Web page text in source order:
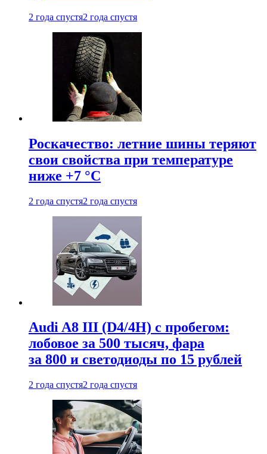
2 года спустя2 года спустя
Роскачество: летние шины теряют
свои свойства при температуре
ниже +7 °C
2 года спустя2 года спустя
Audi A8 III (D4/4H) c пробегом:
лобовое за 500 тысяч, фара
за 800 и светодиоды по 15 рублей
2 года спустя2 года спустя